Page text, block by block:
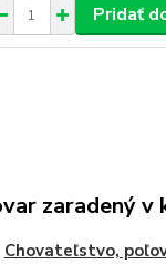
Pridať
zaradený v
Chovateľstvo,